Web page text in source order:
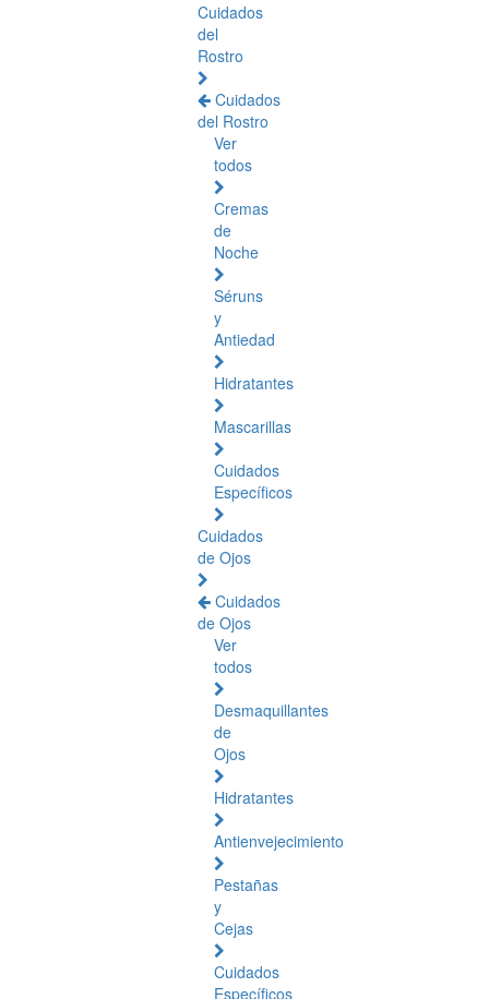
Cuidados
del
Rostro
Cuidados
del Rostro
Ver
todos
Cremas
de
Noche
Séruns
y
Antiedad
Hidratantes
Mascarillas
Cuidados
Específicos
Cuidados
de Ojos
Cuidados
de Ojos
Ver
todos
Desmaquillantes
de
Ojos
Hidratantes
Antienvejecimiento
Pestañas
y
Cejas
Cuidados
Específicos